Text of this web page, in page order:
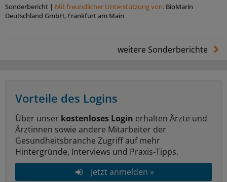
Sonderbericht | Mit freundlicher Unterstützung von: BioMarin
Deutschland GmbH, Frankfurt am Main
weitere Sonderberichte
Vorteile des Logins
Über unser kostenloses Login erhalten Ärzte und
Ärztinnen sowie andere Mitarbeiter der
Gesundheitsbranche Zugriff auf mehr
Hintergründe, Interviews und Praxis-Tipps.
Jetzt anmelden »